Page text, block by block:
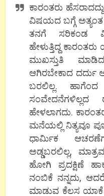
ಕಾರಂತರು
ವಿಷಯದ ಬಗ್ಗೆ ಅತ್ಯಂತ
ತನಗೆ ಸರಿಕಂಡ
ಹೇಳುತ್ತಿದ್ದ
ಮುಖಸ್ತುತಿ
ಆಗಿರಬೇಕಾದ ದರ್ದು
ಬರಲಿಲ್ಲ.
ಸಂವೇದನೆಗಳಿಲ್ಲದ
ಹೇಳಲಾಗದು.
ಮನೆಯಲ್ಲಿ ನಿತ್ಯವೂ
ಧಾರ್ಮಿಕ
ಅಡ್ಡಬರಲಿಲ್ಲ,
ಹೋಗಿ ಪ್ರದಕ್ಷಿಣೆ
ನಂಬಿಕೆ ನನ್ನದು,
ಮಾಡುವ ಕೆಲಸ ಯಾಕೆ